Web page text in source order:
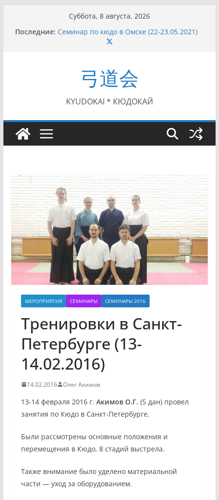
содержимому
Суббота, 8 августа, 2026
Последние: Семинар по кюдо в Омске (22-23.05.2021)
Чемпионат Росcии, Дёмино (2-5.09.2021)
II Кубок Посла Японии в России по Кюдо,
Орёл (25.07.2021)
I этап Кубка Московской области по Кюдо /
Сейдокан II (27.06.2021)
弓道会
KYUDOKAI * КЮДОКАЙ
МЕРОПРИЯТИЯ СЕМИНАРЫ СЕМИНАРЫ 2016
Тренировки в Санкт-
Петербурге (13-
14.02.2016)
14.02.2016 Олег Акимов
13-14 февраля 2016 г. Акимов О.Г. (5 дан) провел
занятия по Кюдо в Санкт-Петербурге.
Были рассмотрены основные положения и
перемещения в Кюдо, 8 стадий выстрела.
Также внимание было уделено материальной
части — уход за оборудованием.